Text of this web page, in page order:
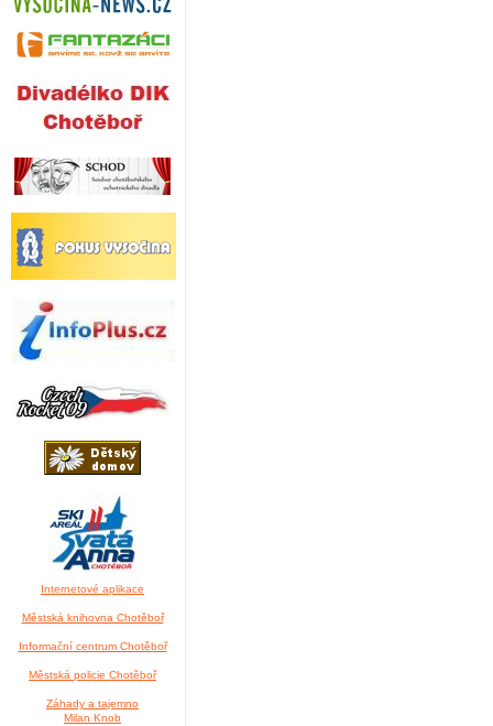
Internetové aplikace
Městská knihovna Chotěboř
Informační centrum Chotěboř
Městská policie Chotěboř
Záhady a tajemno
Milan Knob